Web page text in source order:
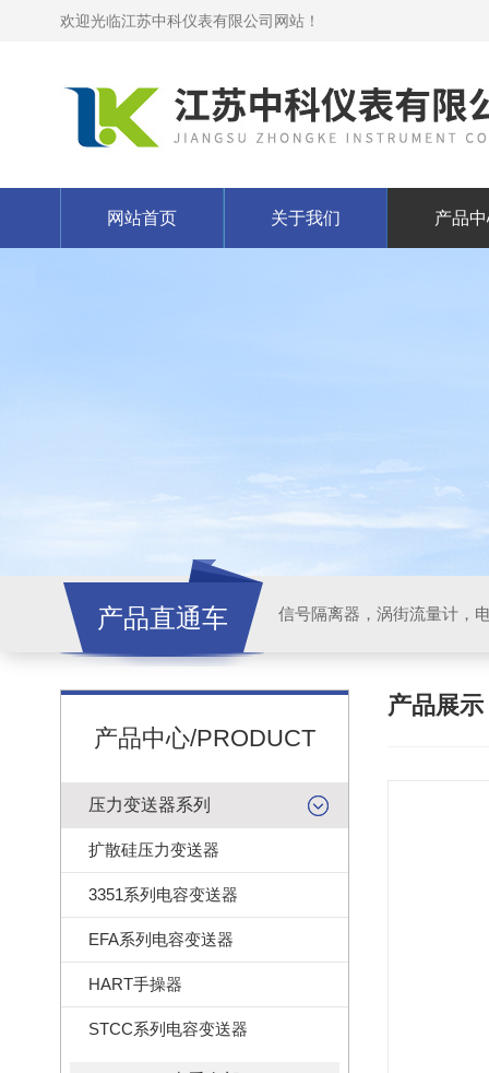
欢迎光临江苏中科仪表有限公司网站！
网站首页 关于我们 产品
产品直通车 信号隔离器，涡街流量计，
产品中心/PRODUCT
压力变送器系列
扩散硅压力变送器
3351系列电容变送器
EFA系列电容变送器
HART手操器
STCC系列电容变送器
产品展示